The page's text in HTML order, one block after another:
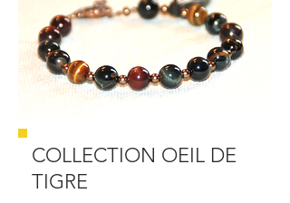
COLLECTION OEIL DE
TIGRE